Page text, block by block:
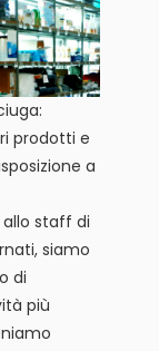
prodotti e
a
allo staff di
siamo
di
più